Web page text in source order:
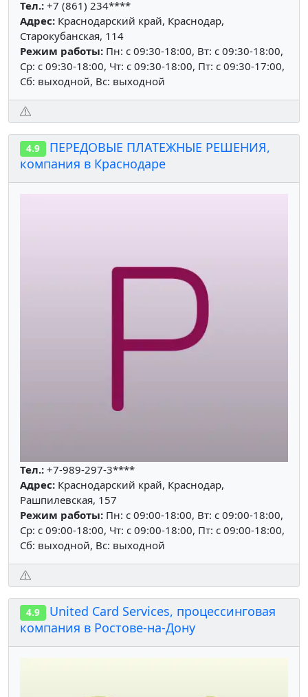
Тел.: +7 (861) 234****
Адрес: Краснодарский край, Краснодар,
Старокубанская, 114
Режим работы: Пн: c 09:30-18:00, Вт: c 09:30-18:00,
Ср: c 09:30-18:00, Чт: c 09:30-18:00, Пт: c 09:30-17:00,
Сб: выходной, Вс: выходной
4.9
ПЕРЕДОВЫЕ ПЛАТЕЖНЫЕ РЕШЕНИЯ,
компания в Краснодаре
Тел.: +7-989-297-3****
Адрес: Краснодарский край, Краснодар,
Рашпилевская, 157
Режим работы: Пн: c 09:00-18:00, Вт: c 09:00-18:00,
Ср: c 09:00-18:00, Чт: c 09:00-18:00, Пт: c 09:00-18:00,
Сб: выходной, Вс: выходной
4.9
United Card Services, процессинговая
компания в Ростове-на-Дону